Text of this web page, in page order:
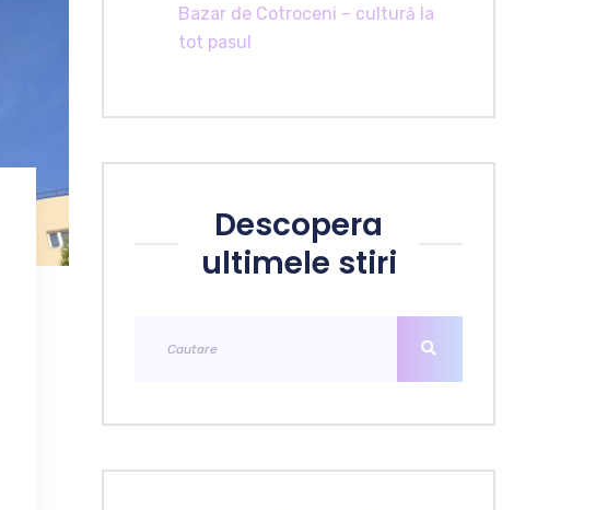
Bazar de Cotroceni – cultură la
tot pasul
Descopera
ultimele stiri